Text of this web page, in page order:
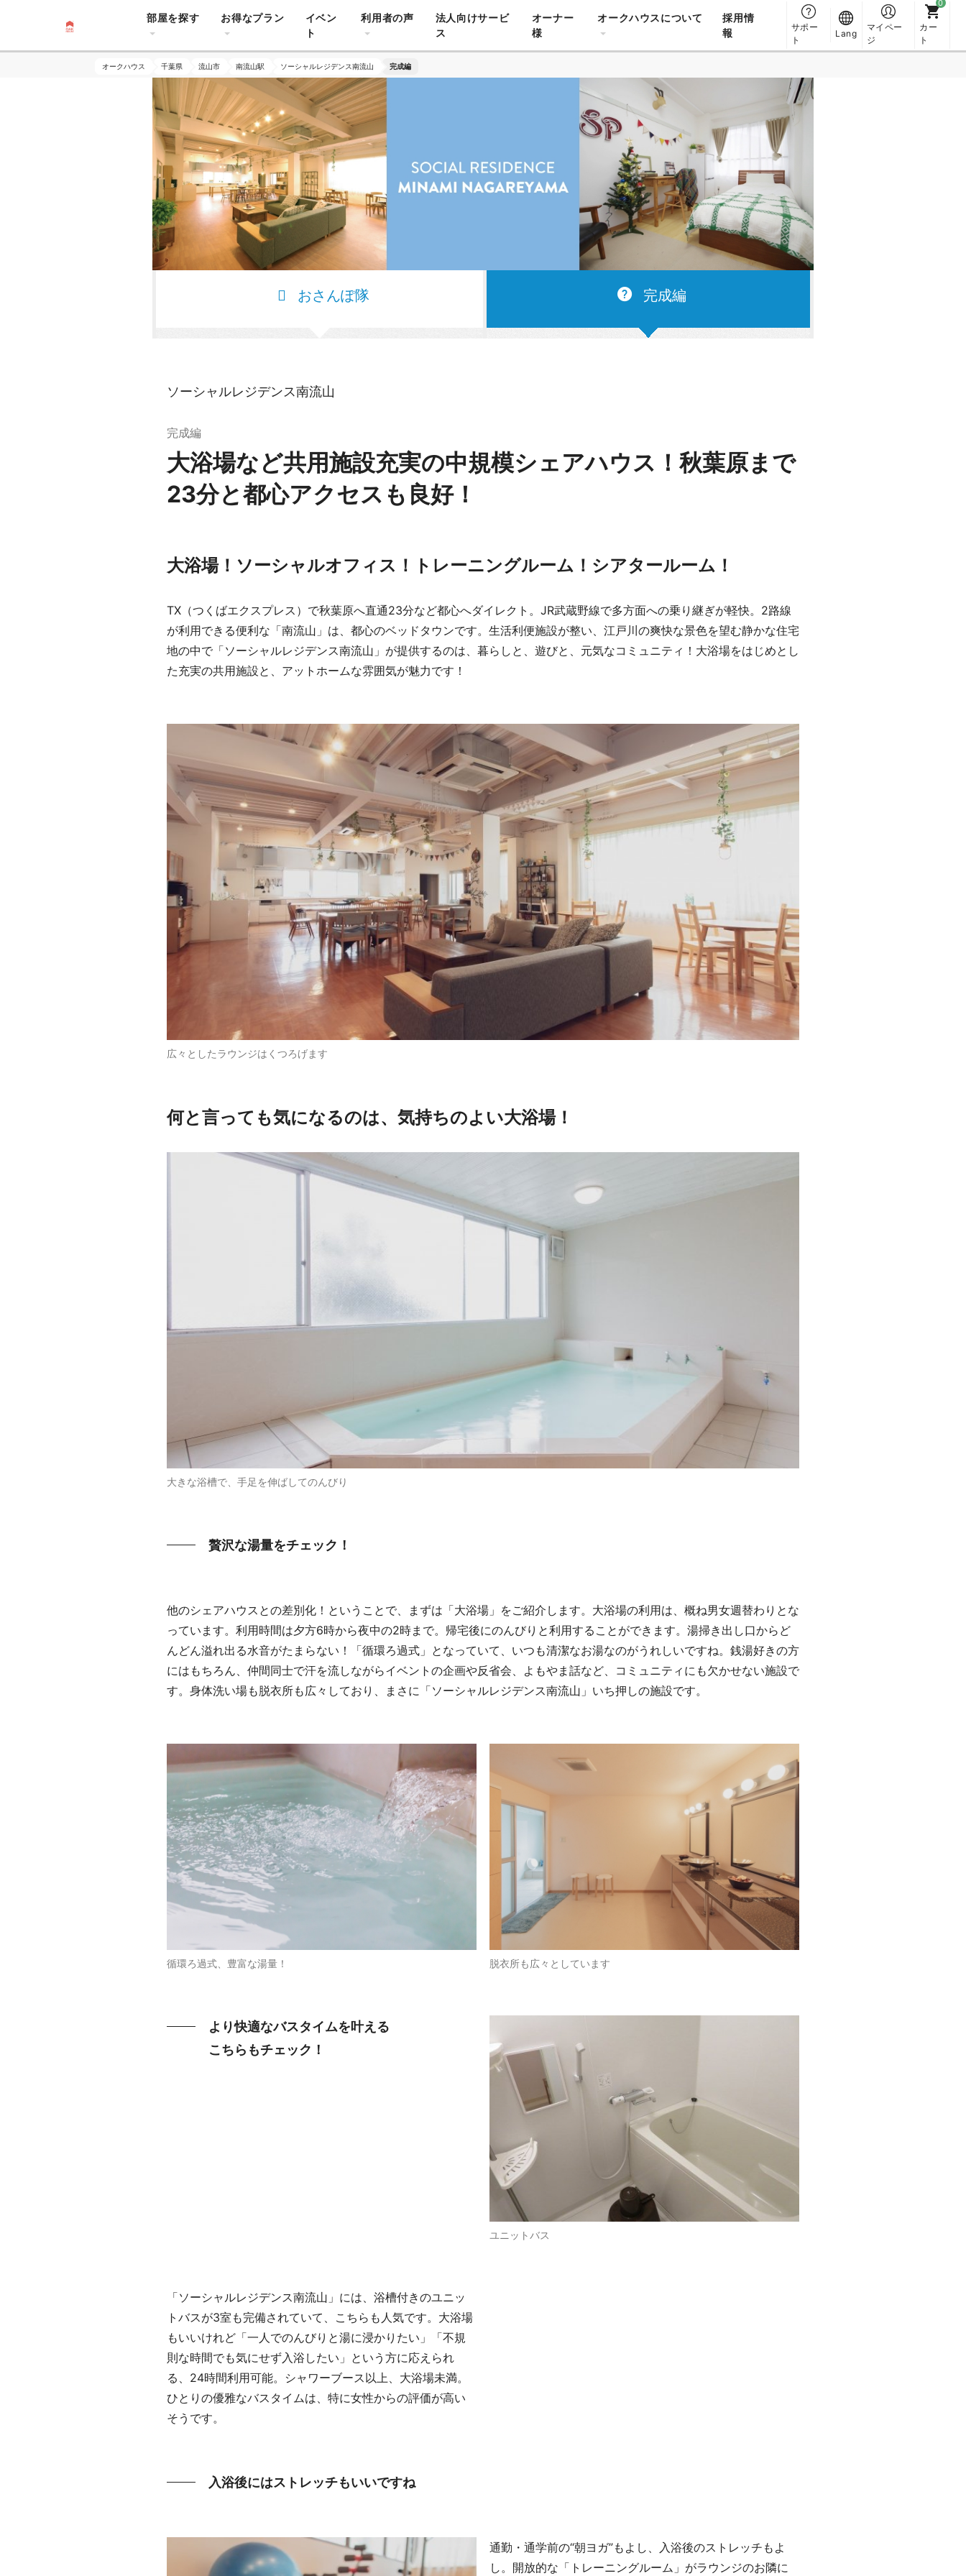
部屋を探す お得なプラン
イベン
ト
利用者の声
法人向けサービ
ス
オーナー
様
オークハウスについて
採用情
報
サポー
ト
Lang
マイペー
ジ
カー
ト
オークハウス 千葉県 流山市 南流山駅 ソーシャルレジデンス南流山 完成編
ソーシャルレジデンス南流山
おさんぽ隊 完成編
完成編
大浴場など共用施設充実の中規模シェアハウス！秋葉原まで
23分と都心アクセスも良好！
大浴場！ソーシャルオフィス！トレーニングルーム！シアタールーム！
TX（つくばエクスプレス）で秋葉原へ直通23分など都心へダイレクト。JR武蔵野線で多方面への乗り継ぎが軽快。2路線
が利用できる便利な「南流山」は、都心のベッドタウンです。生活利便施設が整い、江戸川の爽快な景色を望む静かな住宅
地の中で「ソーシャルレジデンス南流山」が提供するのは、暮らしと、遊びと、元気なコミュニティ！大浴場をはじめとし
た充実の共用施設と、アットホームな雰囲気が魅力です！
広々としたラウンジはくつろげます
何と言っても気になるのは、気持ちのよい大浴場！
大きな浴槽で、手足を伸ばしてのんびり
贅沢な湯量をチェック！
他のシェアハウスとの差別化！ということで、まずは「大浴場」をご紹介します。大浴場の利用は、概ね男女週替わりとな
っています。利用時間は夕方6時から夜中の2時まで。帰宅後にのんびりと利用することができます。湯掃き出し口からど
んどん溢れ出る水音がたまらない！「循環ろ過式」となっていて、いつも清潔なお湯なのがうれしいですね。銭湯好きの方
にはもちろん、仲間同士で汗を流しながらイベントの企画や反省会、よもやま話など、コミュニティにも欠かせない施設で
す。身体洗い場も脱衣所も広々しており、まさに「ソーシャルレジデンス南流山」いち押しの施設です。
循環ろ過式、豊富な湯量！ 脱衣所も広々としています
より快適なバスタイムを叶える
こちらもチェック！
ユニットバス
「ソーシャルレジデンス南流山」には、浴槽付きのユニッ
トバスが3室も完備されていて、こちらも人気です。大浴場
もいいけれど「一人でのんびりと湯に浸かりたい」「不規
則な時間でも気にせず入浴したい」という方に応えられ
る、24時間利用可能。シャワーブース以上、大浴場未満。
ひとりの優雅なバスタイムは、特に女性からの評価が高い
そうです。
入浴後にはストレッチもいいですね
通勤・通学前の“朝ヨガ”もよし、入浴後のストレッチもよ
し。開放的な「トレーニングルーム」がラウンジのお隣に